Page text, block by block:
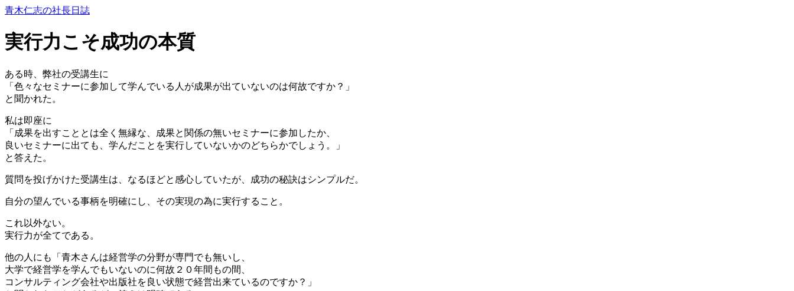
青木仁志の社長日誌
実行力こそ成功の本質
ある時、弊社の受講生に
「色々なセミナーに参加して学んでいる人が成果が出ていないのは何故ですか？」
と聞かれた。
私は即座に
「成果を出すこととは全く無縁な、成果と関係の無いセミナーに参加したか、
良いセミナーに出ても、学んだことを実行していないかのどちらかでしょう。」
と答えた。
質問を投げかけた受講生は、なるほどと感心していたが、成功の秘訣はシンプルだ。
自分の望んでいる事柄を明確にし、その実現の為に実行すること。
これ以外ない。
実行力が全てである。
他の人にも「青木さんは経営学の分野が専門でも無いし、
大学で経営学を学んでもいないのに何故２０年間もの間、
コンサルティング会社や出版社を良い状態で経営出来ているのですか？」